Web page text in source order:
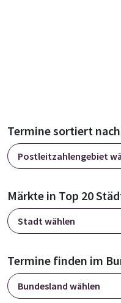
Termine sortiert
Postleitzahlengebiet
Märkte in Top 20
Stadt wählen
Termine finden im
Bundesland wählen